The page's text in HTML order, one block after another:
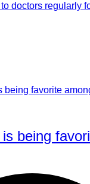
doctors regularly
is being